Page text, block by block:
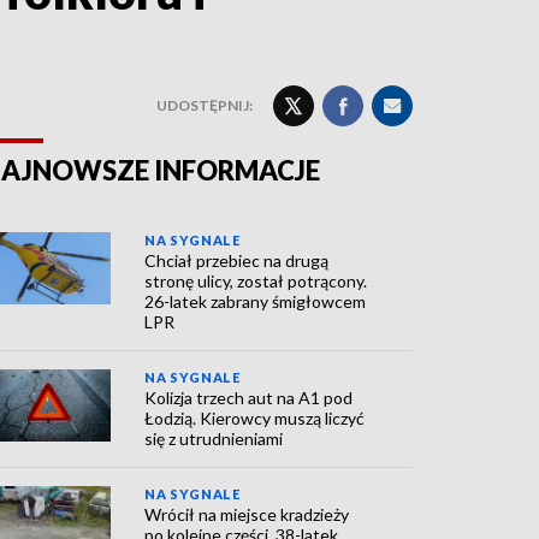
UDOSTĘPNIJ:
INFORMACJE
NA SYGNALE
Chciał przebiec na drugą
stronę ulicy, został potrącony.
26-latek zabrany śmigłowcem
LPR
NA SYGNALE
Kolizja trzech aut na A1 pod
Łodzią. Kierowcy muszą liczyć
się z utrudnieniami
NA SYGNALE
Wrócił na miejsce kradzieży
po kolejne części. 38-latek